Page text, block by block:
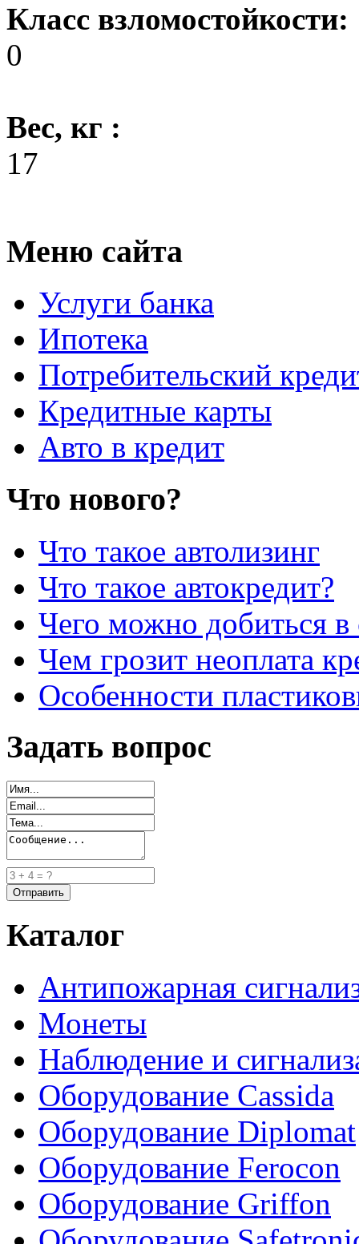
Класс взломостойкости:
0
Вес, кг :
17
Меню сайта
Услуги банка
Ипотека
Потребительский
Кредитные карты
Авто в кредит
Что нового?
Что такое автолизинг
Что такое автокредит?
Чего можно добиться в
Чем грозит неоплата
Особенности
Задать вопрос
Каталог
Антипожарная
Монеты
Наблюдение и
Оборудование Cassida
Оборудование Diplomat
Оборудование Ferocon
Оборудование Griffon